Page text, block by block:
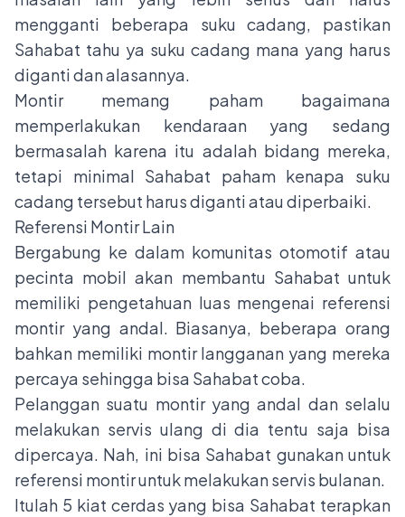
mengganti beberapa suku cadang, pastikan
Sahabat tahu ya suku cadang mana yang harus
diganti dan alasannya.
Montir memang paham bagaimana
memperlakukan kendaraan yang sedang
bermasalah karena itu adalah bidang mereka,
tetapi minimal Sahabat paham kenapa suku
cadang tersebut harus diganti atau diperbaiki.
Referensi Montir Lain
Bergabung ke dalam komunitas otomotif atau
pecinta mobil akan membantu Sahabat untuk
memiliki pengetahuan luas mengenai referensi
montir yang andal. Biasanya, beberapa orang
bahkan memiliki montir langganan yang mereka
percaya sehingga bisa Sahabat coba.
Pelanggan suatu montir yang andal dan selalu
melakukan servis ulang di dia tentu saja bisa
dipercaya. Nah, ini bisa Sahabat gunakan untuk
referensi montir untuk melakukan servis bulanan.
Itulah 5 kiat cerdas yang bisa Sahabat terapkan